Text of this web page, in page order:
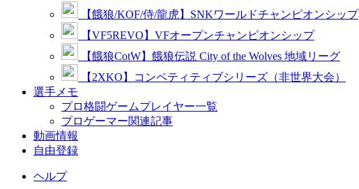
【餓狼/KOF/侍/龍虎】SNKワールドチャンピオンシップ
【VF5REVO】VFオープンチャンピオンシップ
【餓狼CotW】餓狼伝説 City of the Wolves 地域リーグ
【2XKO】コンペティティブシリーズ（非世界大会）
選手メモ
プロ格闘ゲームプレイヤー一覧
プロゲーマー関連記事
動画情報
自由登録
ヘルプ